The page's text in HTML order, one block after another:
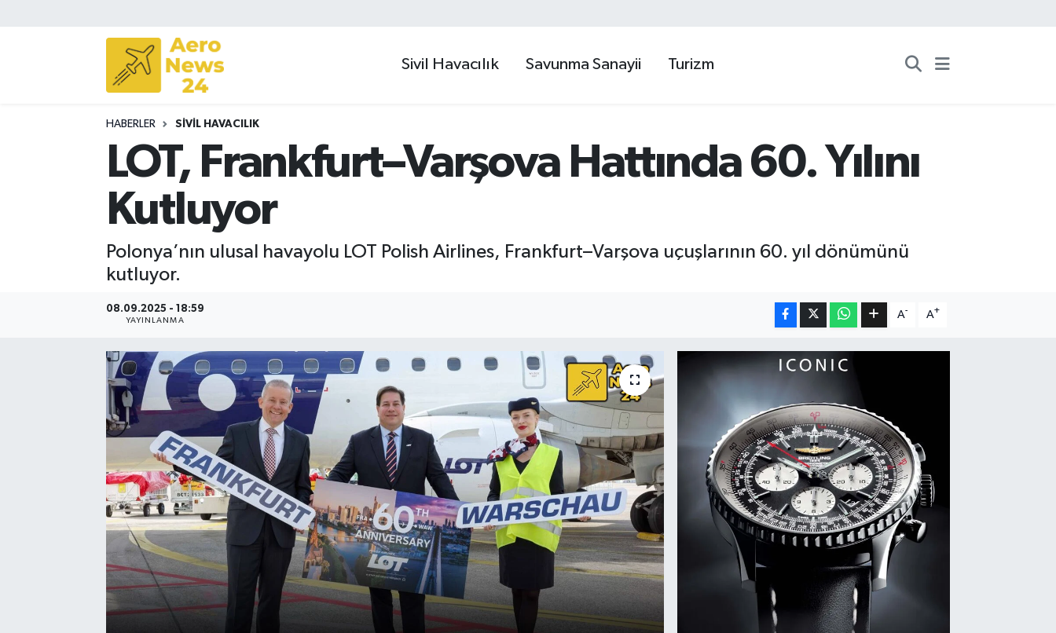
Sivil Havacılık Savunma Sanayii Turizm
HABERLER SIVIL HAVACILIK
LOT, Frankfurt–Varşova Hattında 60. Yılını
Kutluyor
Polonya’nın ulusal havayolu LOT Polish Airlines, Frankfurt–Varşova uçuşlarının 60. yıl dönümünü
kutluyor.
08.09.2025 - 18:59
YAYINLANMA
A- A+
Sivil Havacılık